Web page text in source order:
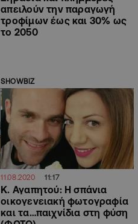
απειλούν την παραγωγή
τροφίμων έως και 30% ως
το 2050
SHOWBIZ
11.08.2020 11:17
Κ. Αγαπητού: Η σπάνια
οικογενειακή φωτογραφία
και τα…παιχνίδια στη φύση